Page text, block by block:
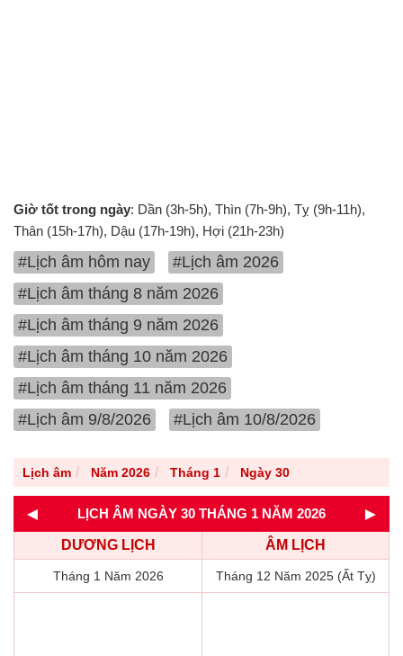
Giờ tốt trong ngày: Dần (3h-5h), Thìn (7h-9h), Tỵ (9h-11h),
Thân (15h-17h), Dậu (17h-19h), Hợi (21h-23h)
#Lịch âm hôm nay
#Lịch âm 2026
#Lịch âm tháng 8 năm 2026
#Lịch âm tháng 9 năm 2026
#Lịch âm tháng 10 năm 2026
#Lịch âm tháng 11 năm 2026
#Lịch âm 9/8/2026
#Lịch âm 10/8/2026
Lịch âm Năm 2026 Tháng 1 Ngày 30
◄ LỊCH ÂM NGÀY 30 THÁNG 1 NĂM 2026 ►
DƯƠNG LỊCH ÂM LỊCH
Tháng 1 Năm 2026 Tháng 12 Năm 2025 (Ất Tỵ)